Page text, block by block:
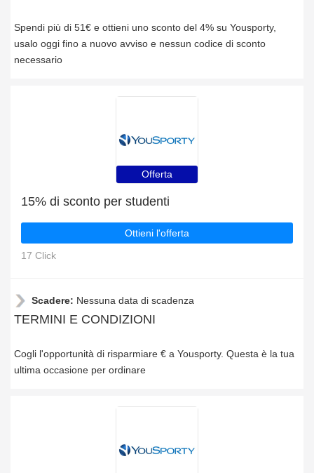
Spendi più di 51€ e ottieni uno sconto del 4% su Yousporty,
usalo oggi fino a nuovo avviso e nessun codice di sconto
necessario
Offerta
15% di sconto per studenti
Ottieni l'offerta
17 Click
Scadere: Nessuna data di scadenza
TERMINI E CONDIZIONI
Cogli l'opportunità di risparmiare € a Yousporty. Questa è la tua
ultima occasione per ordinare